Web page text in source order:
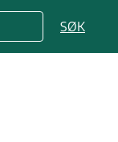
SØK